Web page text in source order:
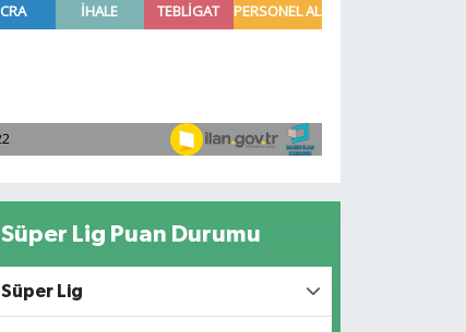
Süper Lig Puan Durumu
Süper Lig